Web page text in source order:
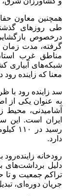
همچنین معاون
طی روزهای
درخصوص
گرفته، مدت
مناطق غرب
معنا که زاینده رود
به عنوان یکی از
آشامیدنی،
ایران است. این
رسید
دارد.
دلیل برداشت‌های
تراکم جمعیت و تا
جریان دوره‌ای،